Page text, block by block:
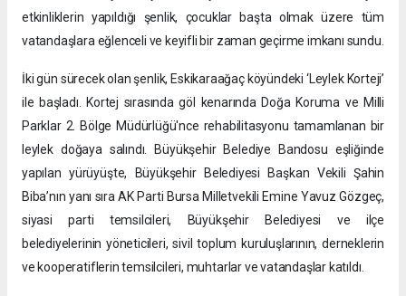
etkinliklerin yapıldığı şenlik, çocuklar başta olmak üzere tüm
vatandaşlara eğlenceli ve keyifli bir zaman geçirme imkanı sundu.
İki gün sürecek olan şenlik, Eskikaraağaç köyündeki ‘Leylek Korteji’
ile başladı. Kortej sırasında göl kenarında Doğa Koruma ve Milli
Parklar 2. Bölge Müdürlüğü'nce rehabilitasyonu tamamlanan bir
leylek doğaya salındı. Büyükşehir Belediye Bandosu eşliğinde
yapılan yürüyüşte, Büyükşehir Belediyesi Başkan Vekili Şahin
Biba’nın yanı sıra AK Parti Bursa Milletvekili Emine Yavuz Gözgeç,
siyasi parti temsilcileri, Büyükşehir Belediyesi ve ilçe
belediyelerinin yöneticileri, sivil toplum kuruluşlarının, derneklerin
ve kooperatiflerin temsilcileri, muhtarlar ve vatandaşlar katıldı.